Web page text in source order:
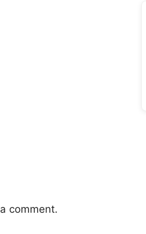
comment.